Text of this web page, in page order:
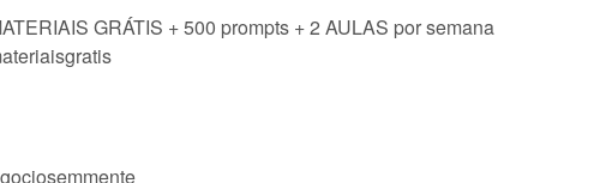
GRÁTIS + 500 prompts + 2 AULAS por semana